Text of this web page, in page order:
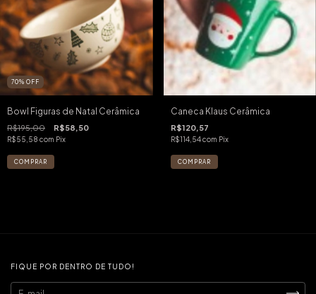
70% OFF
Bowl Figuras de Natal Cerâmica
R$195,00 R$58,50
R$55,58 com Pix
Caneca Klaus Cerâmica
R$120,57
R$114,54com Pix
FIQUE POR DENTRO DE TUDO!